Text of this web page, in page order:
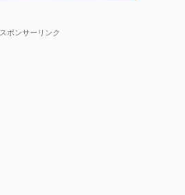
スポンサーリンク